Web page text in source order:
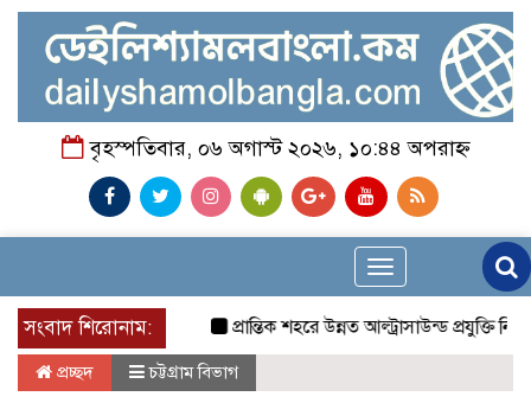
বৃহস্পতিবার, ০৬ অগাস্ট ২০২৬, ১০:৪৪ অপরাহ্ন
Toggle
navigation
সংবাদ শিরোনাম:
প্রান্তিক শহরে উন্নত আল্ট্রাসাউন্ড প্রযুক্তি
প্রচ্ছদ চট্টগ্রাম বিভাগ